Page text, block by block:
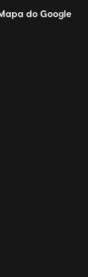
do Google